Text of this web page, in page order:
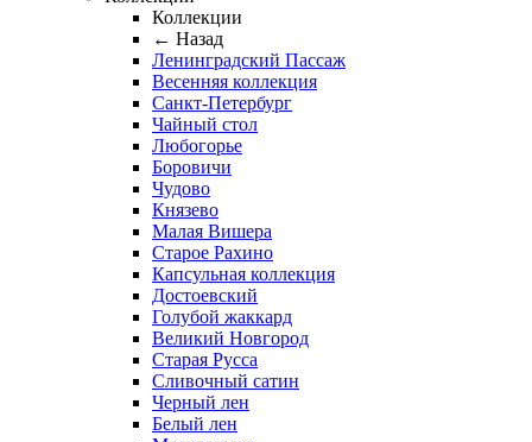
Коллекции
← Назад
Ленинградский Пассаж
Весенняя коллекция
Санкт-Петербург
Чайный стол
Любогорье
Боровичи
Чудово
Князево
Малая Вишера
Старое Рахино
Капсульная коллекция
Достоевский
Голубой жаккард
Великий Новгород
Старая Русса
Сливочный сатин
Черный лен
Белый лен